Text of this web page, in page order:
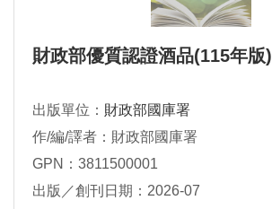
財政部優質認證酒品(115年版)
出版單位： 財政部國庫署
作/編/譯者：財政部國庫署
GPN：3811500001
出版／創刊日期：2026-07